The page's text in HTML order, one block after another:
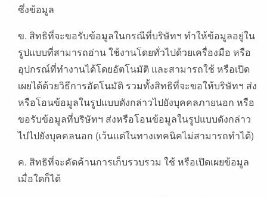
ซึ่งข้อมูล
ข. สิทธิที่จะขอรับข้อมูลในกรณีที่บริษัทฯ ทำให้ข้อมูลอยู่ใน
รูปแบบที่สามารถอ่าน ใช้งานโดยทั่วไปด้วยเครื่องมือ หรือ
อุปกรณ์ที่ทำงานได้โดยอัตโนมัติ และสามารถใช้ หรือเปิด
เผยได้ด้วยวิธีการอัตโนมัติ รวมทั้งสิทธิที่จะขอให้บริษัทฯ ส่ง
หรือโอนข้อมูลในรูปแบบดังกล่าวไปยังบุคคลภายนอก หรือ
ขอรับข้อมูลที่บริษัทฯ ส่งหรือโอนข้อมูลในรูปแบบดังกล่าว
ไปไปยังบุคคลนอก (เว้นแต่ในทางเทคนิคไม่สามารถทำได้)
ค. สิทธิที่จะคัดค้านการเก็บรวบรวม ใช้ หรือเปิดเผยข้อมูล
เมื่อใดก็ได้